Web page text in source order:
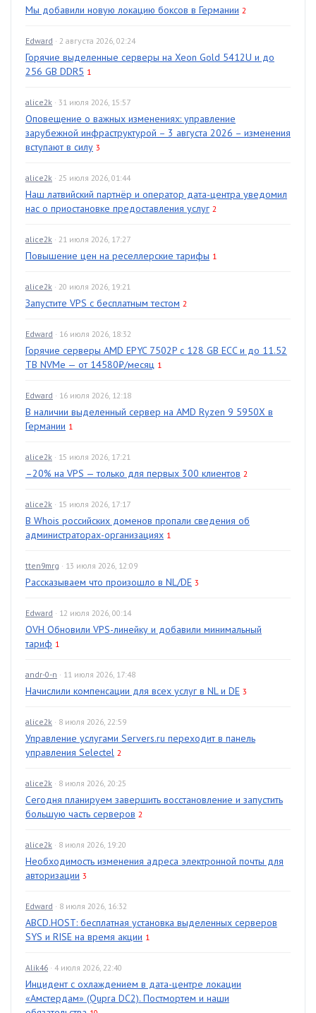
Мы добавили новую локацию боксов в Германии 2
Edward · 2 августа 2026, 02:24
Горячие выделенные серверы на Xeon Gold 5412U и до
256 GB DDR5 1
alice2k · 31 июля 2026, 15:57
Оповещение о важных изменениях: управление
зарубежной инфраструктурой – 3 августа 2026 – изменения
вступают в силу 3
alice2k · 25 июля 2026, 01:44
Наш латвийский партнёр и оператор дата-центра уведомил
нас о приостановке предоставления услуг 2
alice2k · 21 июля 2026, 17:27
Повышение цен на реселлерские тарифы 1
alice2k · 20 июля 2026, 19:21
Запустите VPS с бесплатным тестом 2
Edward · 16 июля 2026, 18:32
Горячие серверы AMD EPYC 7502P с 128 GB ECC и до 11.52
TB NVMe — от 14580₽/месяц 1
Edward · 16 июля 2026, 12:18
В наличии выделенный сервер на AMD Ryzen 9 5950X в
Германии 1
alice2k · 15 июля 2026, 17:21
–20% на VPS — только для первых 300 клиентов 2
alice2k · 15 июля 2026, 17:17
В Whois российских доменов пропали сведения об
администраторах-организациях 1
tten9mrg · 13 июля 2026, 12:09
Рассказываем что произошло в NL/DE 3
Edward · 12 июля 2026, 00:14
OVH Обновили VPS-линейку и добавили минимальный
тариф 1
andr-0-n · 11 июля 2026, 17:48
Начислили компенсации для всех услуг в NL и DE 3
alice2k · 8 июля 2026, 22:59
Управление услугами Servers.ru переходит в панель
управления Selectel 2
alice2k · 8 июля 2026, 20:25
Сегодня планируем завершить восстановление и запустить
большую часть серверов 2
alice2k · 8 июля 2026, 19:20
Необходимость изменения адреса электронной почты для
авторизации 3
Edward · 8 июля 2026, 16:32
ABCD.HOST: бесплатная установка выделенных серверов
SYS и RISE на время акции 1
Alik46 · 4 июля 2026, 22:40
Инцидент с охлаждением в дата-центре локации
«Амстердам» (Qupra DC2). Постмортем и наши